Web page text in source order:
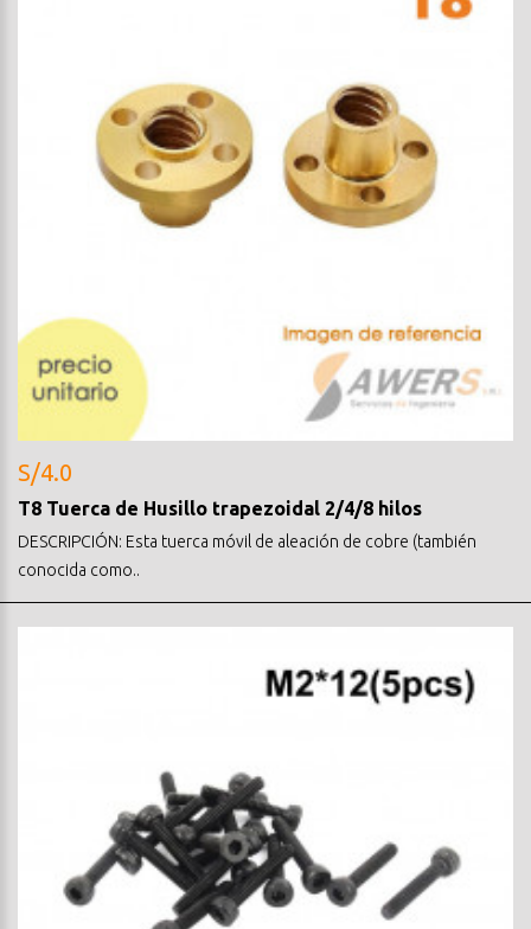
S/4.0
T8 Tuerca de Husillo trapezoidal 2/4/8 hilos
DESCRIPCIÓN: Esta tuerca móvil de aleación de cobre (también
conocida como..